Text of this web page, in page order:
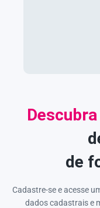
Descubra
de
Cadastre-se e acesse
dados cadastrais e